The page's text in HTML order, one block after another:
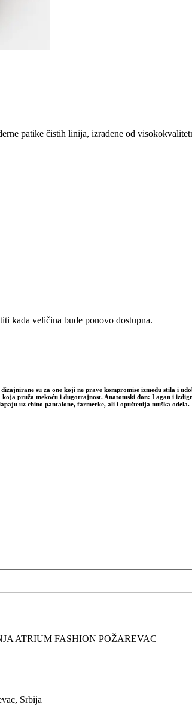
patike čistih linija, izrađene od
kada veličina bude ponovo dostupna.
su za one koji ne prave kompromise između stila
pruža mekoću i dugotrajnost. Anatomski đon: Lagan i
uz chino pantalone, farmerke, ali i opuštenija muška
ATRIUM FASHION POŽAREVAC
Srbija